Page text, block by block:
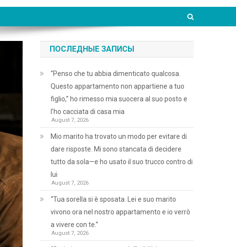
ПОСЛЕДНЫЕ ЗАПИСЫ
“Penso che tu abbia dimenticato qualcosa.
Questo appartamento non appartiene a tuo
figlio,” ho rimesso mia suocera al suo posto e
l’ho cacciata di casa mia
August 7, 2026
Mio marito ha trovato un modo per evitare di
dare risposte. Mi sono stancata di decidere
tutto da sola—e ho usato il suo trucco contro di
lui
August 7, 2026
“Tua sorella si è sposata. Lei e suo marito
vivono ora nel nostro appartamento e io verrò
a vivere con te.”
August 7, 2026